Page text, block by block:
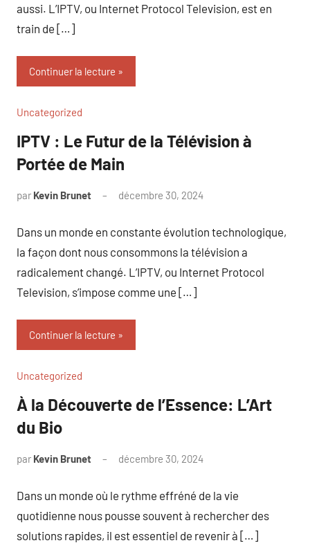
aussi. L’IPTV, ou Internet Protocol Television, est en
train de […]
Continuer la lecture
Uncategorized
IPTV : Le Futur de la Télévision à
Portée de Main
par Kevin Brunet décembre 30, 2024
Dans un monde en constante évolution technologique,
la façon dont nous consommons la télévision a
radicalement changé. L’IPTV, ou Internet Protocol
Television, s’impose comme une […]
Continuer la lecture
Uncategorized
À la Découverte de l’Essence: L’Art
du Bio
par Kevin Brunet décembre 30, 2024
Dans un monde où le rythme effréné de la vie
quotidienne nous pousse souvent à rechercher des
solutions rapides, il est essentiel de revenir à […]